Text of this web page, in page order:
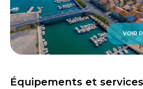
VOIR
Équipements et services